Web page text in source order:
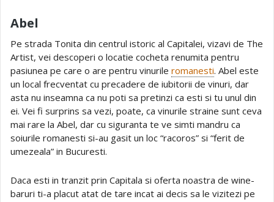
Abel
Pe strada Tonita din centrul istoric al Capitalei, vizavi de The
Artist, vei descoperi o locatie cocheta renumita pentru
pasiunea pe care o are pentru vinurile romanesti. Abel este
un local frecventat cu precadere de iubitorii de vinuri, dar
asta nu inseamna ca nu poti sa pretinzi ca esti si tu unul din
ei. Vei fi surprins sa vezi, poate, ca vinurile straine sunt ceva
mai rare la Abel, dar cu siguranta te ve simti mandru ca
soiurile romanesti si-au gasit un loc “racoros” si “ferit de
umezeala” in Bucuresti.
Daca esti in tranzit prin Capitala si oferta noastra de wine-
baruri ti-a placut atat de tare incat ai decis sa le vizitezi pe